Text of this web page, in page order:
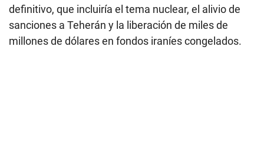
definitivo, que incluiría el tema nuclear, el alivio de
sanciones a Teherán y la liberación de miles de
millones de dólares en fondos iraníes congelados.